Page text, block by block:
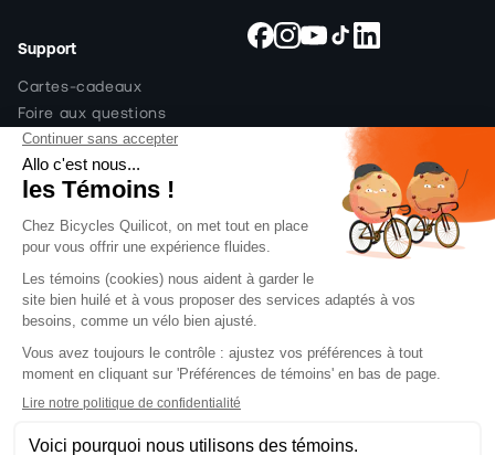
Support
Cartes-cadeaux
Foire aux questions
Politique de livraison
Politique de retour
Politique de prix et code
promo
Financement
Contactez-nous
Facebook
Instagram
YouTube
TikTok
Snapchat
Abonnez-vous à notre infolettre pour des
offres exclusives